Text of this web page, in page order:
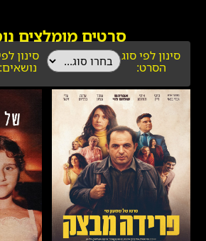
סרטים מומלצים
סינון
נושאים:
סינון לפי סוג
הסרט: